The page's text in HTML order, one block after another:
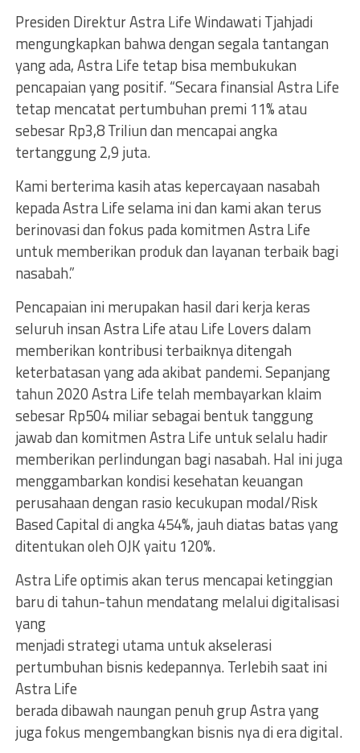
Presiden Direktur Astra Life Windawati Tjahjadi
mengungkapkan bahwa dengan segala tantangan
yang ada, Astra Life tetap bisa membukukan
pencapaian yang positif. “Secara finansial Astra Life
tetap mencatat pertumbuhan premi 11% atau
sebesar Rp3,8 Triliun dan mencapai angka
tertanggung 2,9 juta.
Kami berterima kasih atas kepercayaan nasabah
kepada Astra Life selama ini dan kami akan terus
berinovasi dan fokus pada komitmen Astra Life
untuk memberikan produk dan layanan terbaik bagi
nasabah.”
Pencapaian ini merupakan hasil dari kerja keras
seluruh insan Astra Life atau Life Lovers dalam
memberikan kontribusi terbaiknya ditengah
keterbatasan yang ada akibat pandemi. Sepanjang
tahun 2020 Astra Life telah membayarkan klaim
sebesar Rp504 miliar sebagai bentuk tanggung
jawab dan komitmen Astra Life untuk selalu hadir
memberikan perlindungan bagi nasabah. Hal ini juga
menggambarkan kondisi kesehatan keuangan
perusahaan dengan rasio kecukupan modal/Risk
Based Capital di angka 454%, jauh diatas batas yang
ditentukan oleh OJK yaitu 120%.
Astra Life optimis akan terus mencapai ketinggian
baru di tahun-tahun mendatang melalui digitalisasi
yang
menjadi strategi utama untuk akselerasi
pertumbuhan bisnis kedepannya. Terlebih saat ini
Astra Life
berada dibawah naungan penuh grup Astra yang
juga fokus mengembangkan bisnis nya di era digital.